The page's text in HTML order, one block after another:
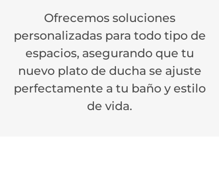
Ofrecemos soluciones
personalizadas para todo tipo de
espacios, asegurando que tu
nuevo plato de ducha se ajuste
perfectamente a tu baño y estilo
de vida.